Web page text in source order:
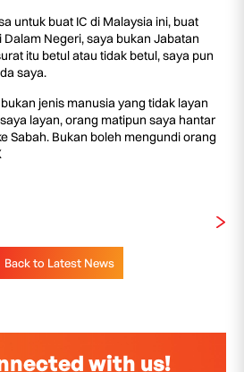
untuk buat IC di Malaysia ini, buat
Negeri, saya bukan Jabatan
itu betul atau tidak betul, saya pun
saya.
jenis manusia yang tidak layan
layan, orang matipun saya hantar
Sabah. Bukan boleh mengundi orang
Back to Latest News
with us!